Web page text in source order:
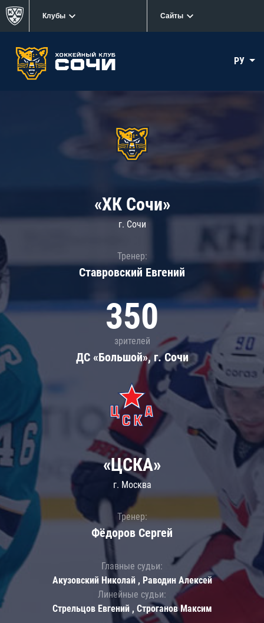
Клубы Сайты
РУ
«ХК Сочи»
г. Сочи
Тренер:
Ставровский Евгений
350
зрителей
ДС «Большой», г. Сочи
«ЦСКА»
г. Москва
Тренер:
Фёдоров Сергей
Главные судьи:
Акузовский Николай , Раводин Алексей
Линейные судьи:
Стрельцов Евгений , Строганов Максим